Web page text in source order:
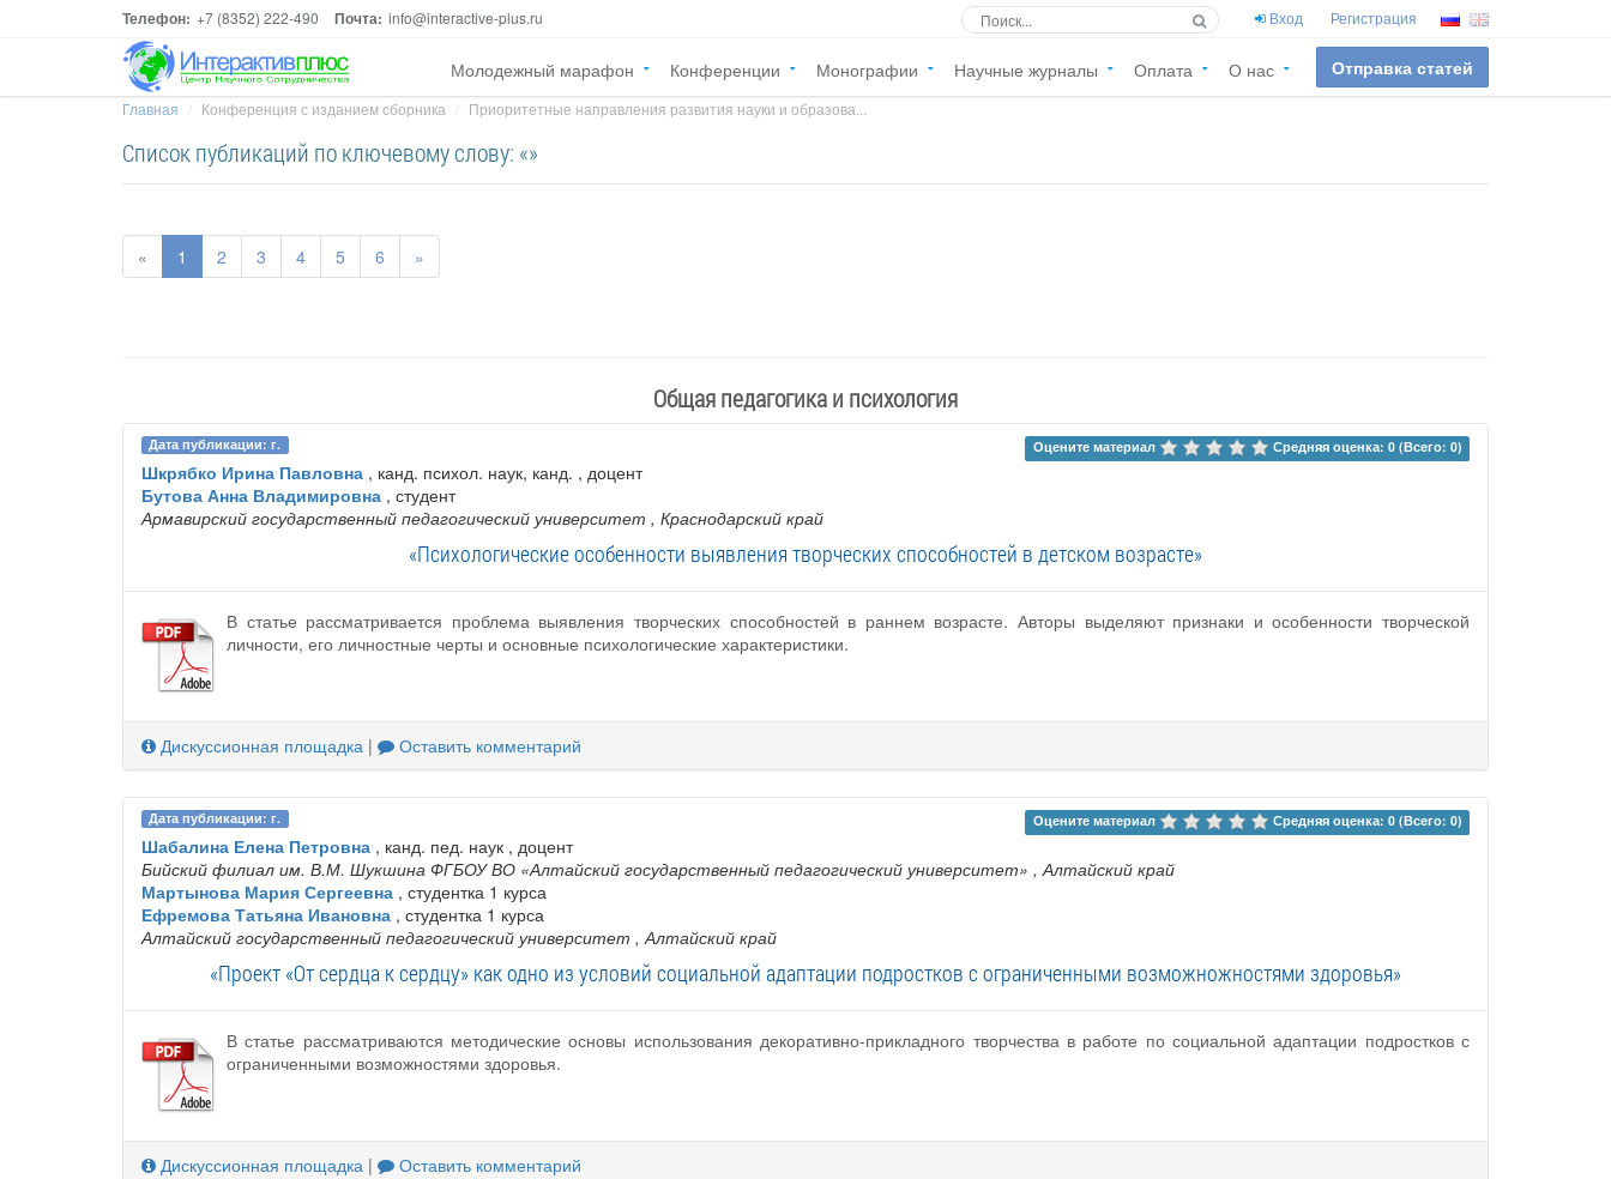
Телефон: +7 (8352) 222-490 Почта: info@interactive-plus.ru Вход Регистрация
Молодежный марафон Конференции Монографии Научные журналы Оплата О нас Отправка статей
Главная Конференция с изданием сборника Приоритетные направления развития науки и образова...
Список публикаций по ключевому слову: «»
« 1 2 3 4 5 6 »
Общая педагогика и психология
Дата публикации: г. Оцените материал Средняя оценка: 0 (Всего: 0)
Шкрябко Ирина Павловна , канд. психол. наук, канд. , доцент
Бутова Анна Владимировна , студент
Армавирский государственный педагогический университет , Краснодарский край
«Психологические особенности выявления творческих способностей в детском возрасте»
В статье рассматривается проблема выявления творческих способностей в раннем возрасте. Авторы выделяют признаки и особенности творческой
личности, его личностные черты и основные психологические характеристики.
Дискуссионная площадка | Оставить комментарий
Дата публикации: г. Оцените материал Средняя оценка: 0 (Всего: 0)
Шабалина Елена Петровна , канд. пед. наук , доцент
Бийский филиал им. В.М. Шукшина ФГБОУ ВО «Алтайский государственный педагогический университет» , Алтайский край
Мартынова Мария Сергеевна , студентка 1 курса
Ефремова Татьяна Ивановна , студентка 1 курса
Алтайский государственный педагогический университет , Алтайский край
«Проект «От сердца к сердцу» как одно из условий социальной адаптации подростков с ограниченными возможножностями здоровья»
В статье рассматриваются методические основы использования декоративно-прикладного творчества в работе по социальной адаптации подростков с
ограниченными возможностями здоровья.
Дискуссионная площадка | Оставить комментарий